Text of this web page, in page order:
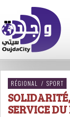
RÉGIONAL / SPORT
SERVICE